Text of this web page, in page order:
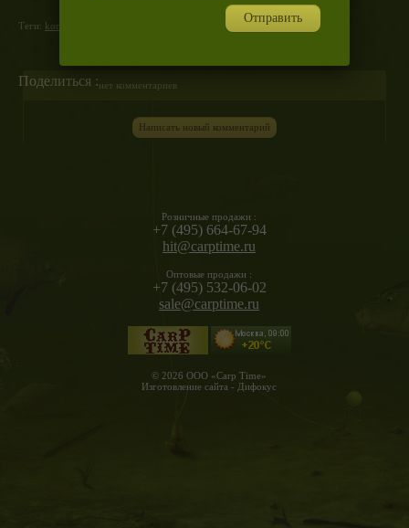
Теги: korda перейти в раздел теги)
Поделиться :нет комментариев
Написать новый комментарий
Розничные продажи :
+7 (495) 664-67-94
hit@carptime.ru
Оптовые продажи :
+7 (495) 532-06-02
sale@carptime.ru
© 2026 ООО «Carp Time»
Изготовление сайта - Дифокус
Отправить